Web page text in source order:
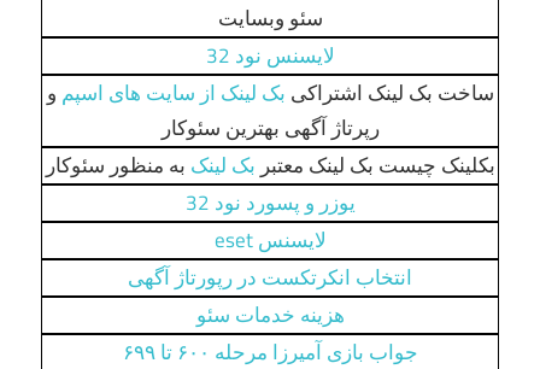
سئو وبسایت
لایسنس نود 32
ساخت بک لینک اشتراکی بک لینک از سایت های اسپم و
رپرتاژ آگهی بهترین سئوکار
بکلینک چیست بک لینک معتبر بک لینک به منظور سئوکار
یوزر و پسورد نود 32
لایسنس eset
انتخاب انکرتکست در رپورتاژ آگهی
هزینه خدمات سئو
جواب بازی آمیرزا مرحله ۶۰۰ تا ۶۹۹